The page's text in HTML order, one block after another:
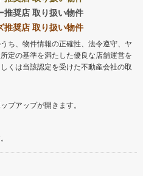
推奨店 取り扱い物件
推奨店 取り扱い物件
ち、物件情報の正確性、法令遵守、ヤ
定の基準を満たした優良な店舗運営を
くは当該認定を受けた不動産会社の取
プアップが開きます。